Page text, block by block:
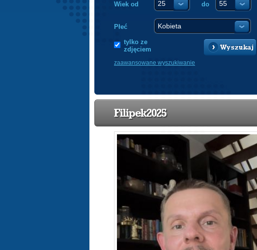
Wiek od do
Płeć
tylko ze
zdjęciem
Wyszukaj
zaawansowane wyszukiwanie
Filipek2025